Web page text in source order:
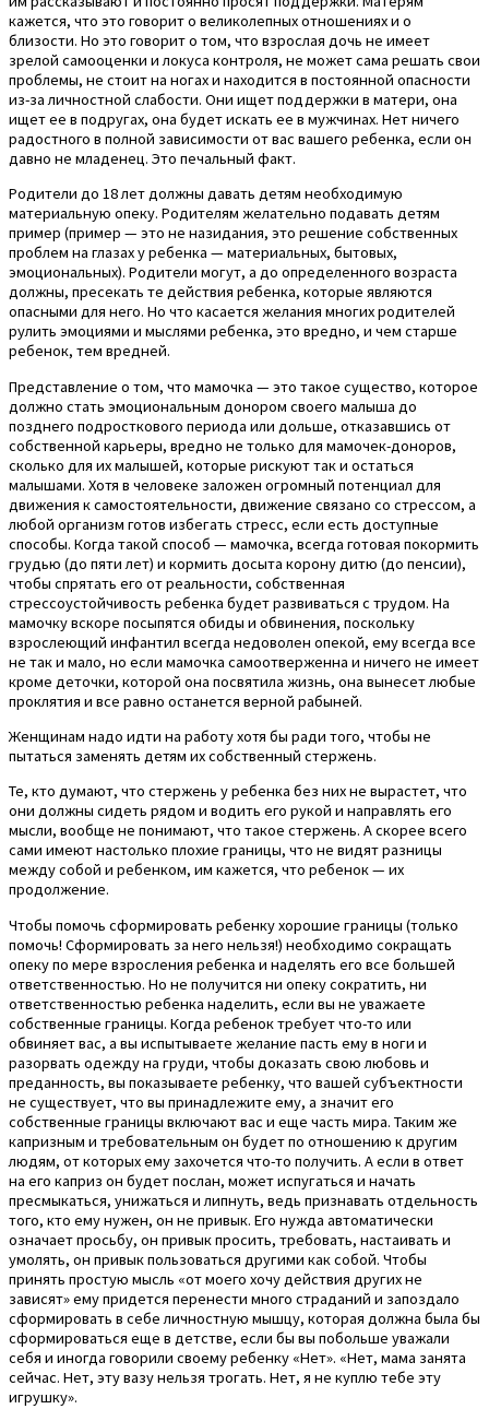
кажется, что это говорит о великолепных отношениях и о
близости. Но это говорит о том, что взрослая дочь не имеет
зрелой самооценки и локуса контроля, не может сама решать свои
проблемы, не стоит на ногах и находится в постоянной опасности
из-за личностной слабости. Они ищет поддержки в матери, она
ищет ее в подругах, она будет искать ее в мужчинах. Нет ничего
радостного в полной зависимости от вас вашего ребенка, если он
давно не младенец. Это печальный факт.
Родители до 18 лет должны давать детям необходимую
материальную опеку. Родителям желательно подавать детям
пример (пример — это не назидания, это решение собственных
проблем на глазах у ребенка — материальных, бытовых,
эмоциональных). Родители могут, а до определенного возраста
должны, пресекать те действия ребенка, которые являются
опасными для него. Но что касается желания многих родителей
рулить эмоциями и мыслями ребенка, это вредно, и чем старше
ребенок, тем вредней.
Представление о том, что мамочка — это такое существо, которое
должно стать эмоциональным донором своего малыша до
позднего подросткового периода или дольше, отказавшись от
собственной карьеры, вредно не только для мамочек-доноров,
сколько для их малышей, которые рискуют так и остаться
малышами. Хотя в человеке заложен огромный потенциал для
движения к самостоятельности, движение связано со стрессом, а
любой организм готов избегать стресс, если есть доступные
способы. Когда такой способ — мамочка, всегда готовая покормить
грудью (до пяти лет) и кормить досыта корону дитю (до пенсии),
чтобы спрятать его от реальности, собственная
стрессоустойчивость ребенка будет развиваться с трудом. На
мамочку вскоре посыпятся обиды и обвинения, поскольку
взрослеющий инфантил всегда недоволен опекой, ему всегда все
не так и мало, но если мамочка самоотверженна и ничего не имеет
кроме деточки, которой она посвятила жизнь, она вынесет любые
проклятия и все равно останется верной рабыней.
Женщинам надо идти на работу хотя бы ради того, чтобы не
пытаться заменять детям их собственный стержень.
Те, кто думают, что стержень у ребенка без них не вырастет, что
они должны сидеть рядом и водить его рукой и направлять его
мысли, вообще не понимают, что такое стержень. А скорее всего
сами имеют настолько плохие границы, что не видят разницы
между собой и ребенком, им кажется, что ребенок — их
продолжение.
Чтобы помочь сформировать ребенку хорошие границы (только
помочь! Сформировать за него нельзя!) необходимо сокращать
опеку по мере взросления ребенка и наделять его все большей
ответственностью. Но не получится ни опеку сократить, ни
ответственностью ребенка наделить, если вы не уважаете
собственные границы. Когда ребенок требует что-то или
обвиняет вас, а вы испытываете желание пасть ему в ноги и
разорвать одежду на груди, чтобы доказать свою любовь и
преданность, вы показываете ребенку, что вашей субъектности
не существует, что вы принадлежите ему, а значит его
собственные границы включают вас и еще часть мира. Таким же
капризным и требовательным он будет по отношению к другим
людям, от которых ему захочется что-то получить. А если в ответ
на его каприз он будет послан, может испугаться и начать
пресмыкаться, унижаться и липнуть, ведь признавать отдельность
того, кто ему нужен, он не привык. Его нужда автоматически
означает просьбу, он привык просить, требовать, настаивать и
умолять, он привык пользоваться другими как собой. Чтобы
принять простую мысль «от моего хочу действия других не
зависят» ему придется перенести много страданий и запоздало
сформировать в себе личностную мышцу, которая должна была бы
сформироваться еще в детстве, если бы вы побольше уважали
себя и иногда говорили своему ребенку «Нет». «Нет, мама занята
сейчас. Нет, эту вазу нельзя трогать. Нет, я не куплю тебе эту
игрушку».